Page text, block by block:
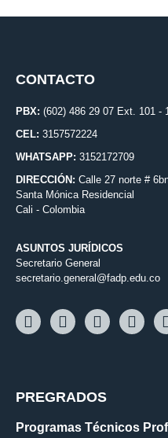
CONTACTO
PBX: (602) 486 29 07 Ext. 101 -
CEL: 3157572224
WHATSAPP: 3152172709
DIRECCIÓN: Calle 27 norte #
Santa Mónica Residencial
Cali - Colombia
ASUNTOS JURÍDICOS
Secretario General
secretario.general@fadp.edu.co
PREGRADOS
Programas Técnicos